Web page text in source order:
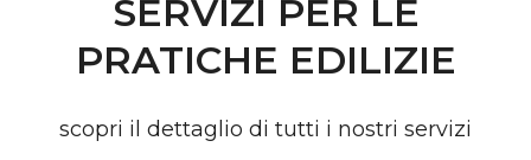
SERVIZI PER LE
PRATICHE EDILIZIE
scopri il dettaglio di tutti i nostri servizi